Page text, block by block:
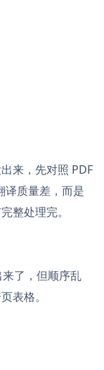
来，先对照 PDF
译质量差，而是
整处理完。
了，但顺序乱
表格。